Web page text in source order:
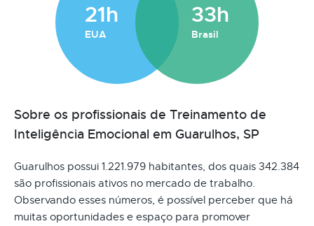
21h
EUA
33h
Brasil
Sobre os profissionais de Treinamento de
Inteligência Emocional em Guarulhos, SP
Guarulhos possui 1.221.979 habitantes, dos quais 342.384
são profissionais ativos no mercado de trabalho.
Observando esses números, é possível perceber que há
muitas oportunidades e espaço para promover